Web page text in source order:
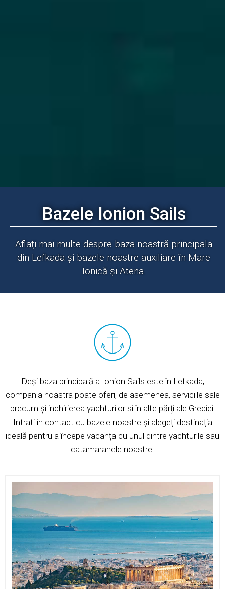
Bazele Ionion Sails
Aflați mai multe despre baza noastră principala
din Lefkada și bazele noastre auxiliare în Mare
Ionică și Atena.
Deși baza principală a Ionion Sails este în Lefkada,
compania noastra poate oferi, de asemenea, serviciile sale
precum și inchirierea yachturilor si în alte părți ale Greciei.
Intrati in contact cu bazele noastre și alegeți destinația
ideală pentru a începe vacanța cu unul dintre yachturile sau
catamaranele noastre.